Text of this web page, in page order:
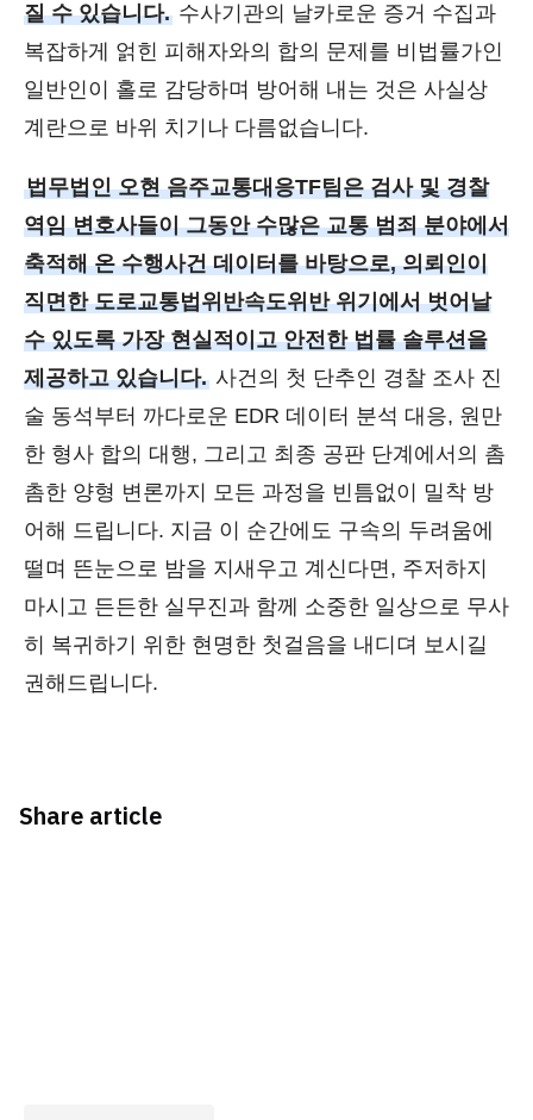
질 수 있습니다. 수사기관의 날카로운 증거 수집과
복잡하게 얽힌 피해자와의 합의 문제를 비법률가인
일반인이 홀로 감당하며 방어해 내는 것은 사실상
계란으로 바위 치기나 다름없습니다.
법무법인 오현 음주교통대응TF팀은 검사 및 경찰
역임 변호사들이 그동안 수많은 교통 범죄 분야에서
축적해 온 수행사건 데이터를 바탕으로, 의뢰인이
직면한 도로교통법위반속도위반 위기에서 벗어날
수 있도록 가장 현실적이고 안전한 법률 솔루션을
제공하고 있습니다. 사건의 첫 단추인 경찰 조사 진
술 동석부터 까다로운 EDR 데이터 분석 대응, 원만
한 형사 합의 대행, 그리고 최종 공판 단계에서의 촘
촘한 양형 변론까지 모든 과정을 빈틈없이 밀착 방
어해 드립니다. 지금 이 순간에도 구속의 두려움에
떨며 뜬눈으로 밤을 지새우고 계신다면, 주저하지
마시고 든든한 실무진과 함께 소중한 일상으로 무사
히 복귀하기 위한 현명한 첫걸음을 내디뎌 보시길
권해드립니다.
Share article